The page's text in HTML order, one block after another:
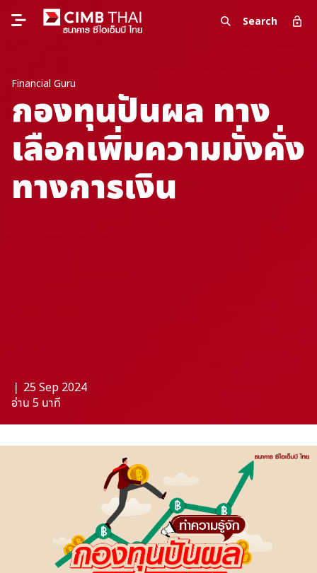
Search
Financial Guru
กองทุนปันผล ทาง
เลือกเพิ่มความมั่งคั่ง
ทางการเงิน
❘ 25 Sep 2024
อ่าน 5 นาที